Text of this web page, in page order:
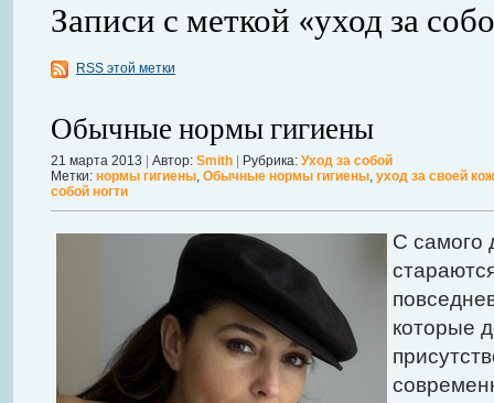
речь, нужно углубиться в анатомию.
Записи с меткой «уход за
RSS этой метки
Обычные нормы гигиены
21 марта 2013 Автор: Smith Рубрика: Уход за собой
Метки: нормы гигиены, Обычные нормы гигиены, уход за своей
собой ногти
С самого
которые